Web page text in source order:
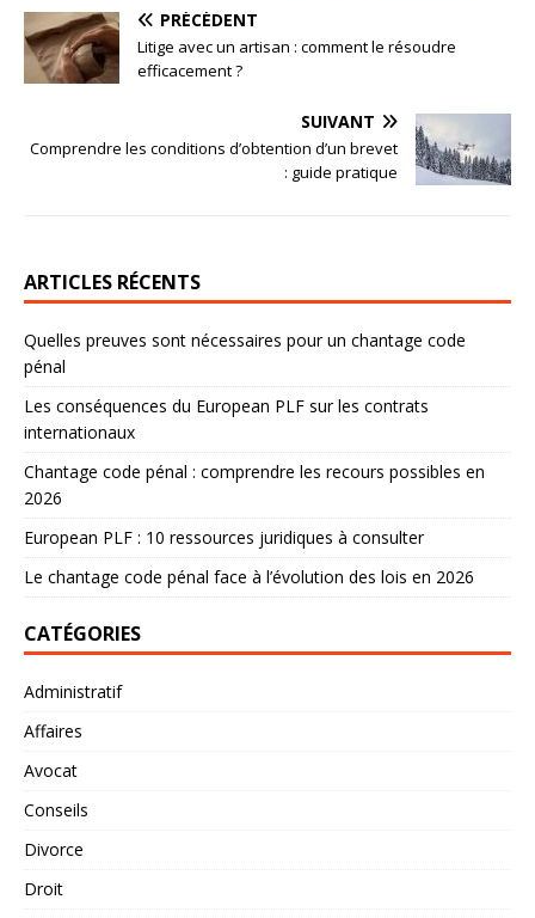
PRÉCÉDENT
Litige avec un artisan : comment le résoudre
efficacement ?
SUIVANT
Comprendre les conditions d’obtention d’un brevet
: guide pratique
ARTICLES RÉCENTS
Quelles preuves sont nécessaires pour un chantage code
pénal
Les conséquences du European PLF sur les contrats
internationaux
Chantage code pénal : comprendre les recours possibles en
2026
European PLF : 10 ressources juridiques à consulter
Le chantage code pénal face à l’évolution des lois en 2026
CATÉGORIES
Administratif
Affaires
Avocat
Conseils
Divorce
Droit